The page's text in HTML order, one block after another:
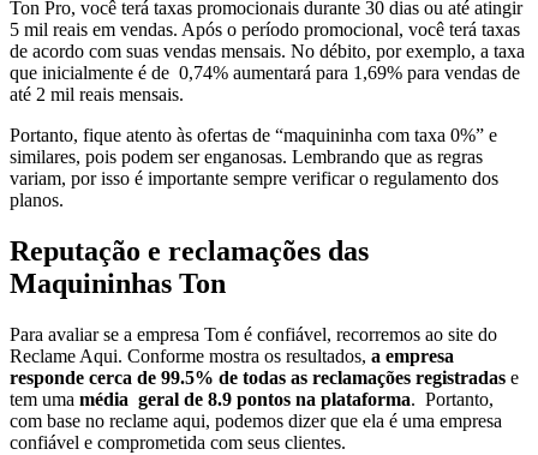
Ton Pro, você terá taxas promocionais durante 30 dias ou até atingir
5 mil reais em vendas. Após o período promocional, você terá taxas
de acordo com suas vendas mensais. No débito, por exemplo, a taxa
que inicialmente é de 0,74% aumentará para 1,69% para vendas de
até 2 mil reais mensais.
Portanto, fique atento às ofertas de “maquininha com taxa 0%” e
similares, pois podem ser enganosas. Lembrando que as regras
variam, por isso é importante sempre verificar o regulamento dos
planos.
Reputação e reclamações das
Maquininhas Ton
Para avaliar se a empresa Tom é confiável, recorremos ao site do
Reclame Aqui. Conforme mostra os resultados, a empresa
responde cerca de 99.5% de todas as reclamações registradas e
tem uma média geral de 8.9 pontos na plataforma. Portanto,
com base no reclame aqui, podemos dizer que ela é uma empresa
confiável e comprometida com seus clientes.